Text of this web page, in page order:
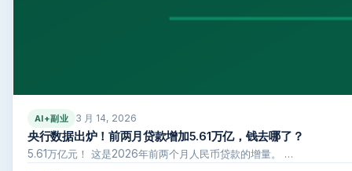
AI+副业 3 月 14, 2026
央行数据出炉！前两月贷款增加5.61万亿，钱去哪了？
5.61万亿元！ 这是2026年前两个月人民币贷款的增量。 …